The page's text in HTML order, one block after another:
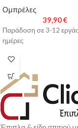
Ομπρέλες
39,90€
Παράδοση σε 3-12
ημέρες